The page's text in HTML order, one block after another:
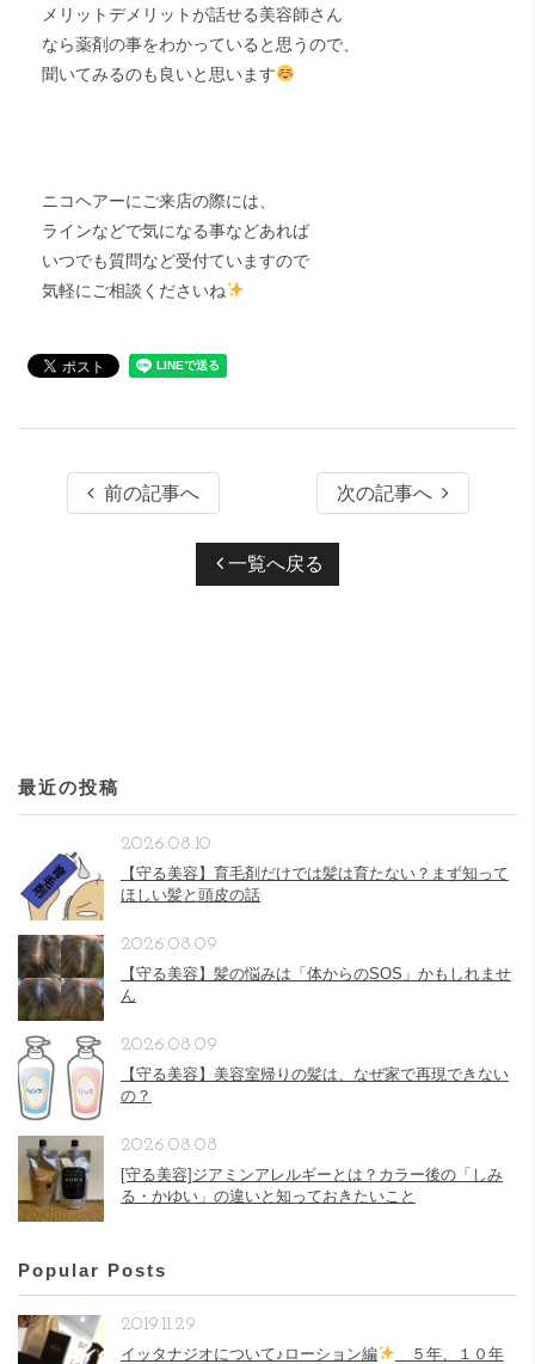
メリットデメリットが話せる美容師さん
なら薬剤の事をわかっていると思うので、
聞いてみるのも良いと思います
ニコヘアーにご来店の際には、
ラインなどで気になる事などあれば
いつでも質問など受付ていますので
気軽にご相談くださいね
前の記事へ 次の記事へ
一覧へ戻る
最近の投稿
【守る美容】育毛剤だけでは髪は育たない？まず知って
ほしい髪と頭皮の話
2026.08.10
【守る美容】髪の悩みは「体からのSOS」かもしれませ
ん
2026.08.09
【守る美容】美容室帰りの髪は、なぜ家で再現できない
の？
2026.08.09
[守る美容]ジアミンアレルギーとは？カラー後の「しみ
る・かゆい」の違いと知っておきたいこと
2026.08.08
Popular Posts
イッタナジオについて♪ローション編
５年、１０年
2019.11.29